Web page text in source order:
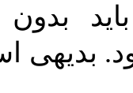
بدیهی